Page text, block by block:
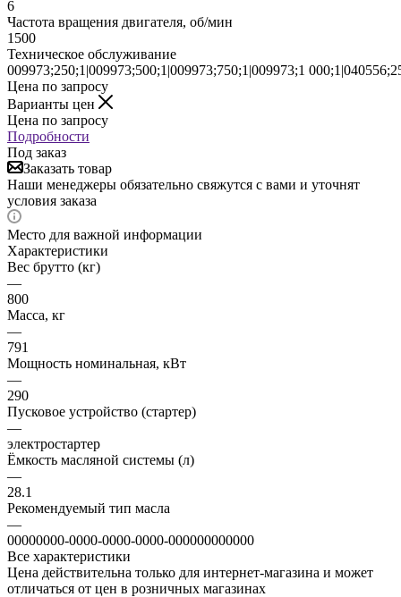
6
Частота вращения двигателя, об/мин
1500
Техническое обслуживание
009973;250;1|009973;500;1|009973;750;1|009973;1
Цена по запросу
Варианты цен
Цена по запросу
Подробности
Под заказ
Заказать товар
Наши менеджеры обязательно свяжутся с вами и уточнят
условия заказа
Место для важной информации
Характеристики
Вес брутто (кг)
—
800
Масса, кг
—
791
Мощность номинальная, кВт
—
290
Пусковое устройство (стартер)
—
электростартер
Ёмкость масляной системы (л)
—
28.1
Рекомендуемый тип масла
—
00000000-0000-0000-0000-000000000000
Все характеристики
Цена действительна только для интернет-магазина и может
отличаться от цен в розничных магазинах